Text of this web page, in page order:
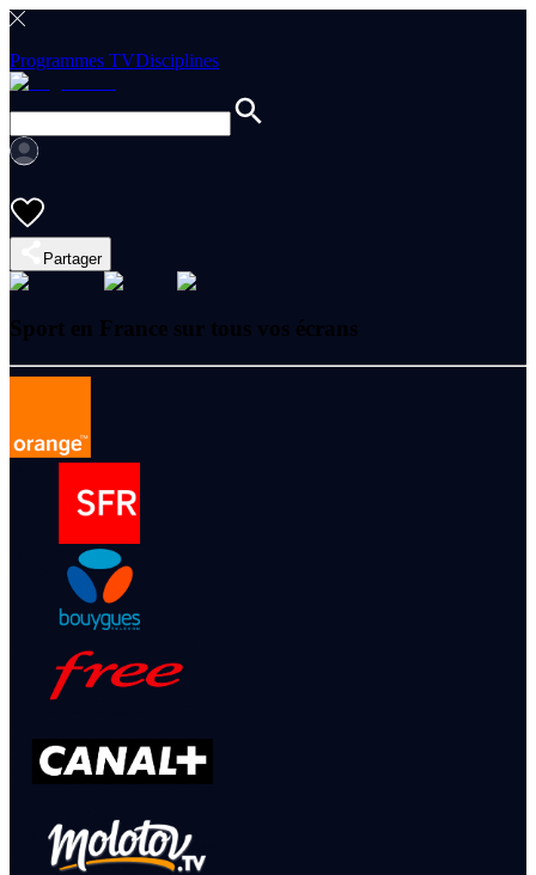
Programmes TVDisciplines
Partager
Sport en France sur tous vos écrans